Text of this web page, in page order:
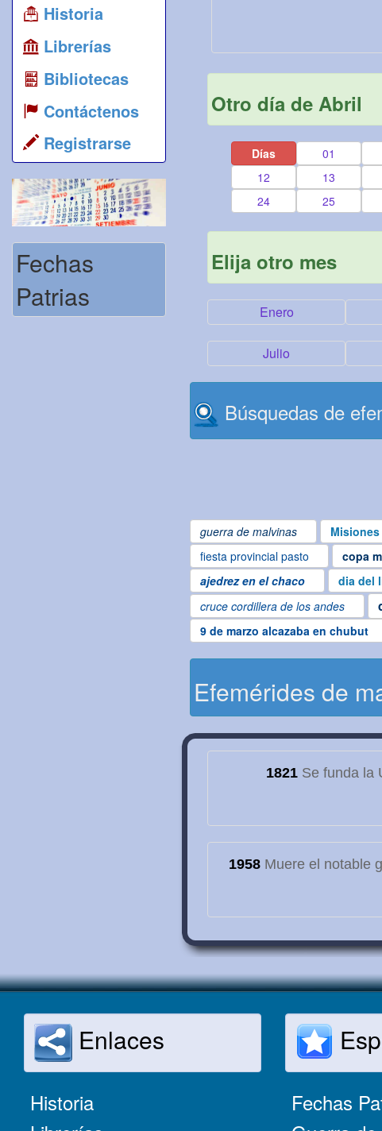
Historia
Librerías
Bibliotecas
Contáctenos
Registrarse
Fechas
Patrias
Otro día de Abril
Días 01
12
13
24
25
Elija otro mes
Enero
Julio
Búsquedas de
guerra de malvinas Misiones
fiesta provincial pasto
copa
ajedrez en el chaco
dia del
cruce cordillera de los andes
9 de marzo alcazaba en chubut
Efemérides de
1821Se funda la
1958 Muere el notable
Enlaces
Historia
Fechas